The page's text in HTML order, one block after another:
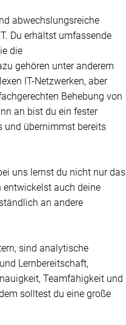
abwechslungsreiche
Du erhältst umfassende
die
gehören unter anderem
IT-Netzwerken, aber
Behebung von
an bist du ein fester
und übernimmst bereits
uns lernst du nicht nur das
entwickelst auch deine
an andere
sind analytische
Lernbereitschaft,
Teamfähigkeit und
solltest du eine große